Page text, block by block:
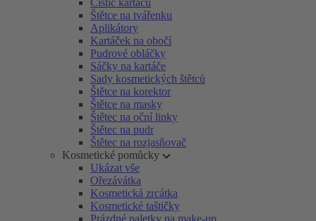
Čistič kartáčů
Štětce na tvářenku
Aplikátory
Kartáček na obočí
Pudrové obláčky
Sáčky na kartáče
Sady kosmetických štětců
Štětce na korektor
Štětce na masky
Štětec na oční linky
Štětec na pudr
Štětec na rozjasňovač
Kosmetické pomůcky
Ukázat vše
Ořezávátka
Kosmetická zrcátka
Kosmetické taštičky
Prázdné paletky na make-up